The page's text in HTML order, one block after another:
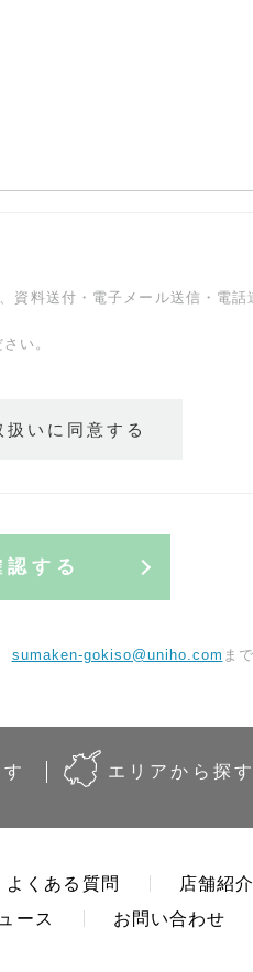
資料送付・電子メール送信・電
い。
いに同意する
する
sumaken-gokiso@uniho.com ま
エリアから 探す
よくある質問 店舗紹介
ース お問い合わせ